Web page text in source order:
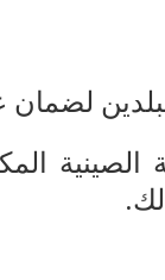
الصينية